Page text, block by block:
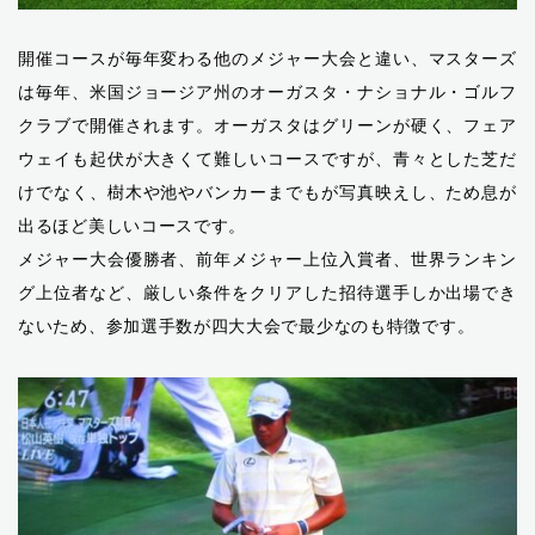
開催コースが毎年変わる他のメジャー大会と違い、マスターズ
は毎年、米国ジョージア州のオーガスタ・ナショナル・ゴルフ
クラブで開催されます。オーガスタはグリーンが硬く、フェア
ウェイも起伏が大きくて難しいコースですが、青々とした芝だ
けでなく、樹木や池やバンカーまでもが写真映えし、ため息が
出るほど美しいコースです。
メジャー大会優勝者、前年メジャー上位入賞者、世界ランキン
グ上位者など、厳しい条件をクリアした招待選手しか出場でき
ないため、参加選手数が四大大会で最少なのも特徴です。